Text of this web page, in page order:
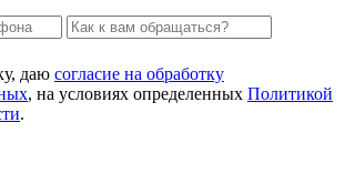
даю согласие на обработку
, на условиях определенных Политикой
.